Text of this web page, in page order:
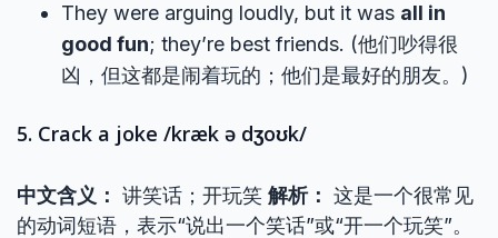
They were arguing loudly, but it was all in
good fun; they’re best friends. (他们吵得很
凶，但这都是闹着玩的；他们是最好的朋友。)
5. Crack a joke /kræk ə dʒoʊk/
中文含义： 讲笑话；开玩笑 解析： 这是一个很常见
的动词短语，表示“说出一个笑话”或“开一个玩笑”。